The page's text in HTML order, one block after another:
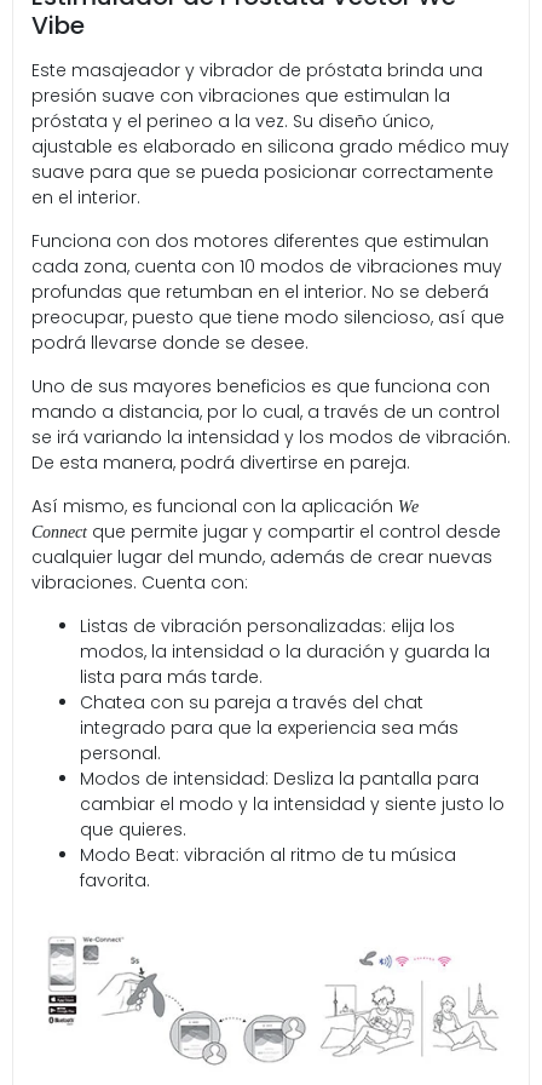
Vibe
Este masajeador y vibrador de próstata brinda una
presión suave con vibraciones que estimulan la
próstata y el perineo a la vez. Su diseño único,
ajustable es elaborado en silicona grado médico muy
suave para que se pueda posicionar correctamente
en el interior.
Funciona con dos motores diferentes que estimulan
cada zona, cuenta con 10 modos de vibraciones muy
profundas que retumban en el interior. No se deberá
preocupar, puesto que tiene modo silencioso, así que
podrá llevarse donde se desee.
Uno de sus mayores beneficios es que funciona con
mando a distancia, por lo cual, a través de un control
se irá variando la intensidad y los modos de vibración.
De esta manera, podrá divertirse en pareja.
Así mismo, es funcional con la aplicación We
Connect que permite jugar y compartir el control desde
cualquier lugar del mundo, además de crear nuevas
vibraciones. Cuenta con:
Listas de vibración personalizadas: elija los
modos, la intensidad o la duración y guarda la
lista para más tarde.
Chatea con su pareja a través del chat
integrado para que la experiencia sea más
personal.
Modos de intensidad: Desliza la pantalla para
cambiar el modo y la intensidad y siente justo lo
que quieres.
Modo Beat: vibración al ritmo de tu música
favorita.